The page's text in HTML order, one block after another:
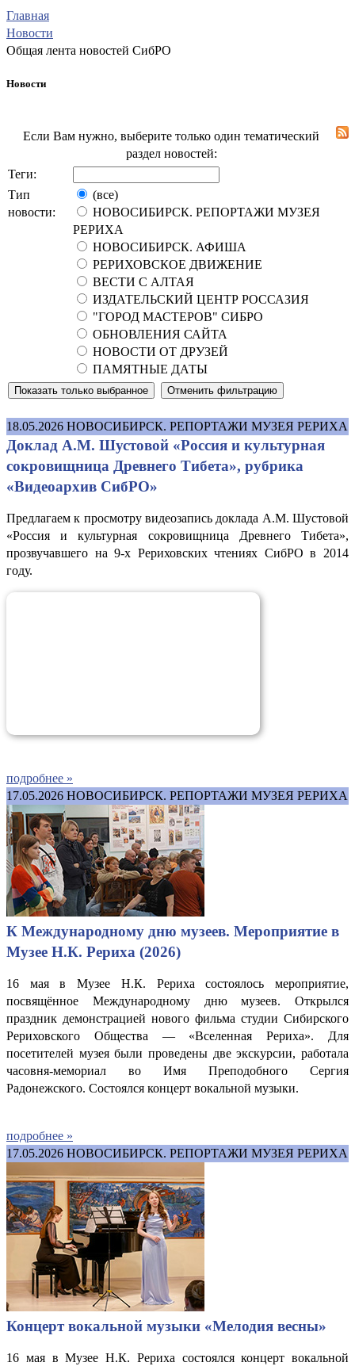
Главная
Новости
Общая лента новостей СибРО
Новости
Если Вам нужно, выберите только один тематический
раздел новостей:
Теги:
Тип
новости:
(все)
НОВОСИБИРСК. РЕПОРТАЖИ МУЗЕЯ
РЕРИХА
НОВОСИБИРСК. АФИША
РЕРИХОВСКОЕ ДВИЖЕНИЕ
ВЕСТИ С АЛТАЯ
ИЗДАТЕЛЬСКИЙ ЦЕНТР РОССАЗИЯ
"ГОРОД МАСТЕРОВ" СИБРО
ОБНОВЛЕНИЯ САЙТА
НОВОСТИ ОТ ДРУЗЕЙ
ПАМЯТНЫЕ ДАТЫ
18.05.2026 НОВОСИБИРСК. РЕПОРТАЖИ МУЗЕЯ РЕРИХА
Доклад А.М. Шустовой «Россия и культурная
сокровищница Древнего Тибета», рубрика
«Видеоархив СибРО»
Предлагаем к просмотру видеозапись доклада А.М. Шустовой
«Россия и культурная сокровищница Древнего Тибета»,
прозвучавшего на 9-х Рериховских чтениях СибРО в 2014
году.
подробнее »
17.05.2026 НОВОСИБИРСК. РЕПОРТАЖИ МУЗЕЯ РЕРИХА
К Международному дню музеев. Мероприятие в
Музее Н.К. Рериха (2026)
16 мая в Музее Н.К. Рериха состоялось мероприятие,
посвящённое Международному дню музеев. Открылся
праздник демонстрацией нового фильма студии Сибирского
Рериховского Общества — «Вселенная Рериха». Для
посетителей музея были проведены две экскурсии, работала
часовня-мемориал во Имя Преподобного Сергия
Радонежского. Состоялся концерт вокальной музыки.
подробнее »
17.05.2026 НОВОСИБИРСК. РЕПОРТАЖИ МУЗЕЯ РЕРИХА
Концерт вокальной музыки «Мелодия весны»
16 мая в Музее Н.К. Рериха состоялся концерт вокальной